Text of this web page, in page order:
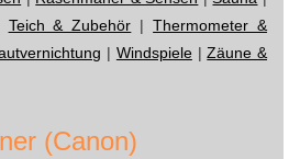
Teich & Zubehör |Thermometer &
| Windspiele|Zäune &
(Canon)